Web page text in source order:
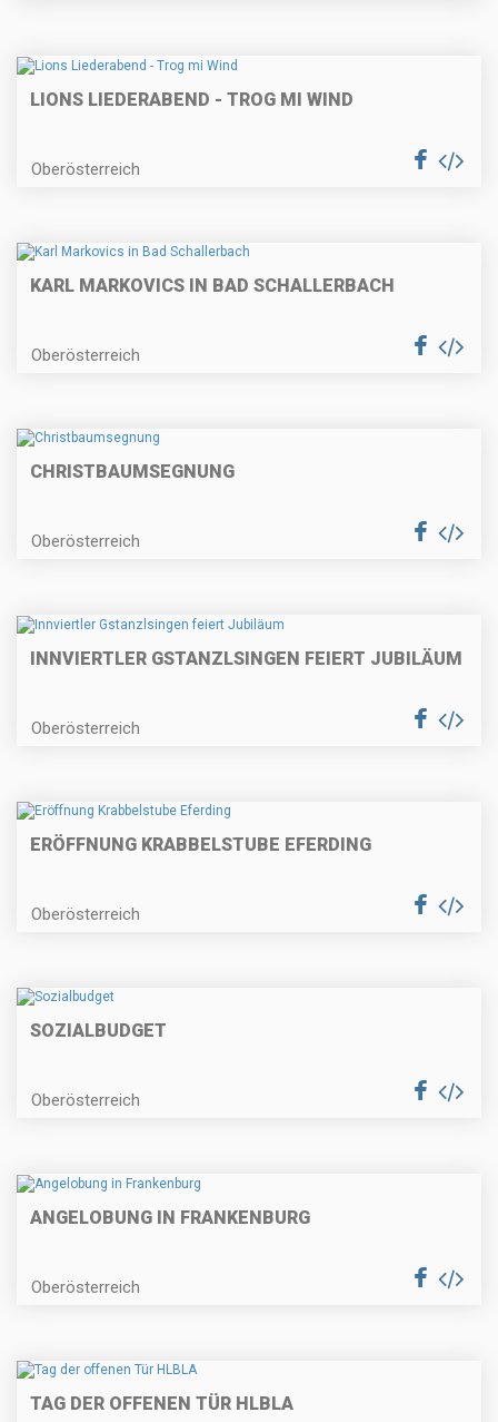
LIONS LIEDERABEND - TROG MI WIND
Oberösterreich
KARL MARKOVICS IN BAD SCHALLERBACH
Oberösterreich
CHRISTBAUMSEGNUNG
Oberösterreich
INNVIERTLER GSTANZLSINGEN FEIERT JUBILÄUM
Oberösterreich
ERÖFFNUNG KRABBELSTUBE EFERDING
Oberösterreich
SOZIALBUDGET
Oberösterreich
ANGELOBUNG IN FRANKENBURG
Oberösterreich
TAG DER OFFENEN TÜR HLBLA